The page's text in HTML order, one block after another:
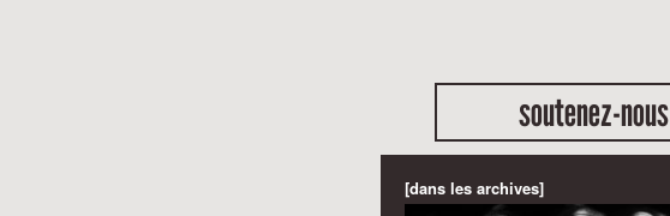
soutenez-nous
[dans les archives]